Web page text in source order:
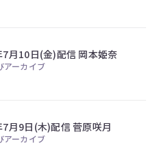
7月10日(金)配信 岡本姫奈
アーカイブ
月9日(木)配信 菅原咲月
アーカイブ